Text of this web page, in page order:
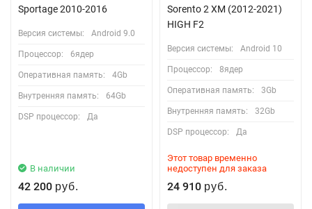
Sportage 2010-2016
Версия системы: Android 9.0
Процессор: 6ядер
Оперативная память: 4Gb
Внутренняя память: 64Gb
DSP процессор: Да
В наличии
42 200 руб.
Sorento 2 XM (2012-2021)
HIGH F2
Версия системы: Android 10
Процессор: 8ядер
Оперативная память: 3Gb
Внутренняя память: 32Gb
DSP процессор: Да
Этот товар временно
недоступен для заказа
24 910 руб.